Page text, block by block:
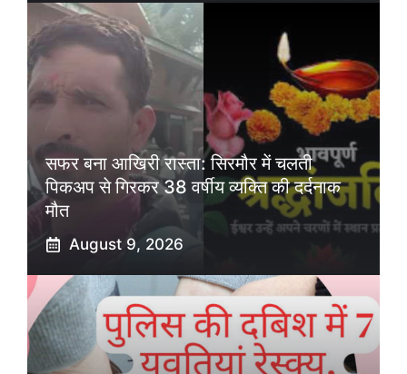
सफर बना आखिरी रास्ता: सिरमौर में चलती
पिकअप से गिरकर 38 वर्षीय व्यक्ति की दर्दनाक
मौत
August 9, 2026